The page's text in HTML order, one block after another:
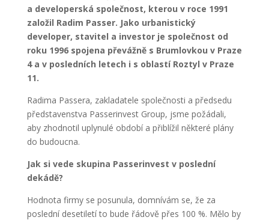
a developerská společnost, kterou v roce 1991
založil Radim Passer. Jako urbanistický
developer, stavitel a investor je společnost od
roku 1996 spojena převážně s Brumlovkou v Praze
4 a v posledních letech i s oblastí Roztyl v Praze
11.
Radima Passera, zakladatele společnosti a předsedu
představenstva Passerinvest Group, jsme požádali,
aby zhodnotil uplynulé období a přiblížil některé plány
do budoucna.
Jak si vede skupina Passerinvest v poslední
dekádě?
Hodnota firmy se posunula, domnívám se, že za
poslední desetiletí to bude řádově přes 100 %. Mělo by